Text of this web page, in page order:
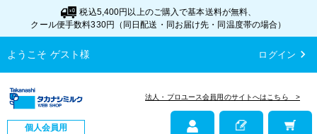
税込5,400円以上のご購入で基本送料が無料、
クール便手数料330円（同日配送・同お届け先・同温度帯の場合）
ようこそ ゲスト様 ログイン chevron_right
個人会員用
法人・プロユース会員用のサイトへはこちら >